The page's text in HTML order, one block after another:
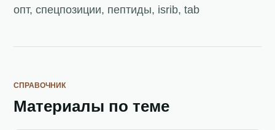
опт, спецпозиции, пептиды, isrib, tab
СПРАВОЧНИК
Материалы по теме